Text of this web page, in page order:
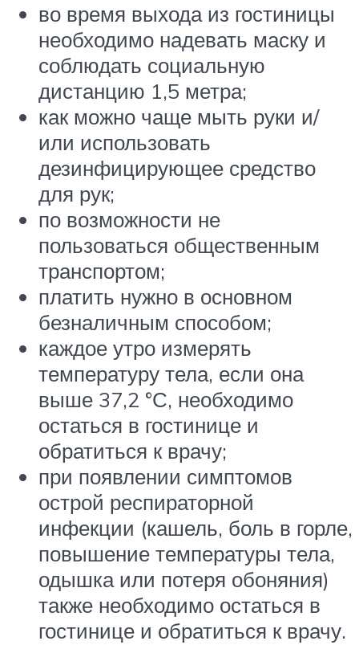
во время выхода из гостиницы
необходимо надевать маску и
соблюдать социальную
дистанцию 1,5 метра;
как можно чаще мыть руки и/
или использовать
дезинфицирующее средство
для рук;
по возможности не
пользоваться общественным
транспортом;
платить нужно в основном
безналичным способом;
каждое утро измерять
температуру тела, если она
выше 37,2 °С, необходимо
остаться в гостинице и
обратиться к врачу;
при появлении симптомов
острой респираторной
инфекции (кашель, боль в горле,
повышение температуры тела,
одышка или потеря обоняния)
также необходимо остаться в
гостинице и обратиться к врачу.